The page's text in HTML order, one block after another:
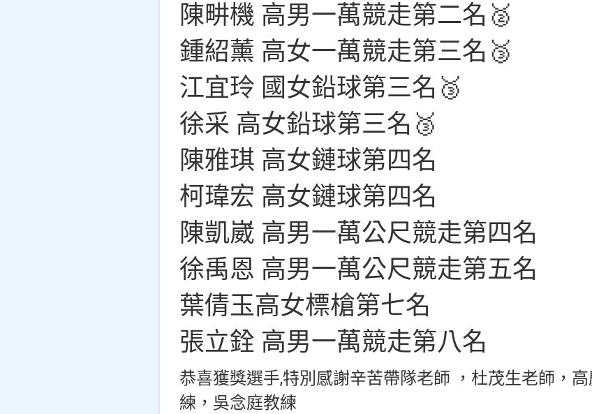
陳畊機 高男一萬競走第二名🥈
鍾紹薰 高女一萬競走第三名🥉
江宜玲 國女鉛球第三名🥉
徐采 高女鉛球第三名🥉
陳雅琪 高女鏈球第四名
柯瑋宏 高女鏈球第四名
陳凱崴 高男一萬公尺競走第四名
徐禹恩 高男一萬公尺競走第五名
葉倩玉高女標槍第七名
張立銓 高男一萬競走第八名
恭喜獲獎選手,特別感謝辛苦帶隊老師 ，杜茂生老師，
練，吳念庭教練